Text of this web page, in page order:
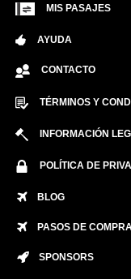
MIS PASAJES
AYUDA
CONTACTO
TÉRMINOS Y
INFORMACIÓN
POLÍTICA DE
BLOG
PASOS DE
SPONSORS